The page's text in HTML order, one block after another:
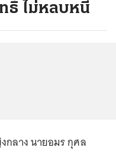
ธิ์ ไม่หลบหนี
ลาง นายอมร กุศล